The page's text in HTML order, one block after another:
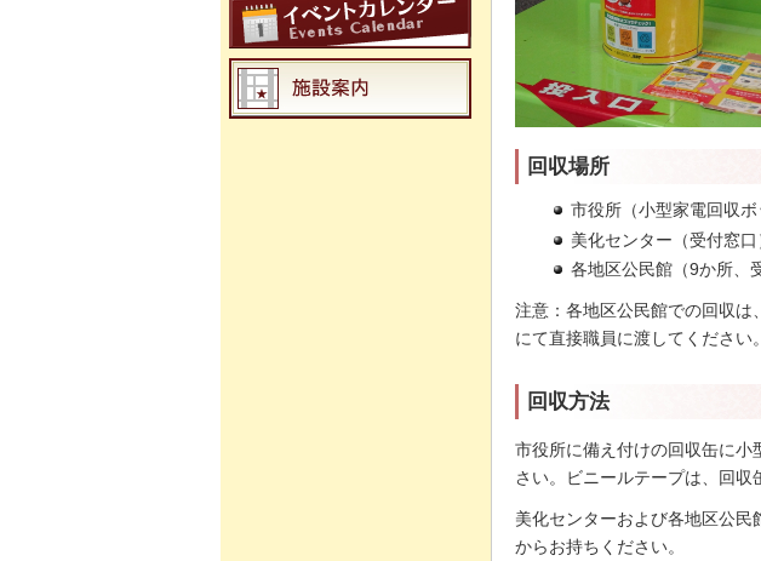
回収場所
市役所（小型家電回収ボ
美化センター（受付窓口
各地区公民館（9か所、
注意：各地区公民館での回収は
にて直接職員に渡してください。
回収方法
市役所に備え付けの回収缶に
さい。ビニールテープは、回収
美化センターおよび各地区公
からお持ちください。